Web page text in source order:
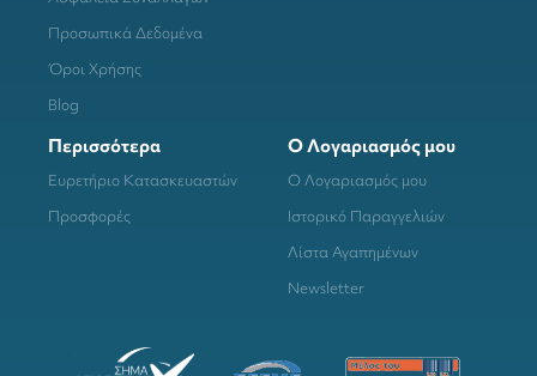
Προσωπικά Δεδομένα
Όροι Χρήσης
Blog
Περισσότερα
Ευρετήριο Κατασκευαστών
Προσφορές
Ο Λογαριασμός μου
Ο Λογαριασμός μου
Ιστορικό Παραγγελιών
Λίστα Αγαπημένων
Newsletter